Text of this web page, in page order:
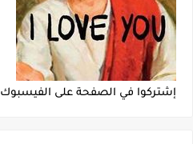
إشتركوا في الصفحة على الفيسبوك